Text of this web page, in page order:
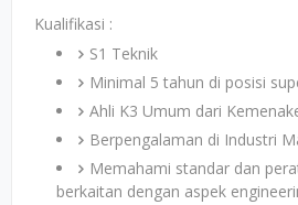
Kualifikasi :
S1 Teknik
Minimal 5 tahun di posisi
Ahli K3 Umum dari
Berpengalaman di Industri
Memahami standar dan
berkaitan dengan aspek